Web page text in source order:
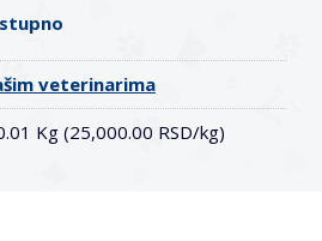
veterinarima
Kg (25,000.00 RSD/kg)